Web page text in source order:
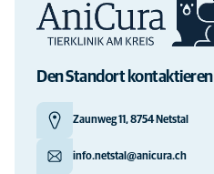
Den Standort kontaktieren
Zaunweg 11, 8754 Netstal
info.netstal@anicura.ch